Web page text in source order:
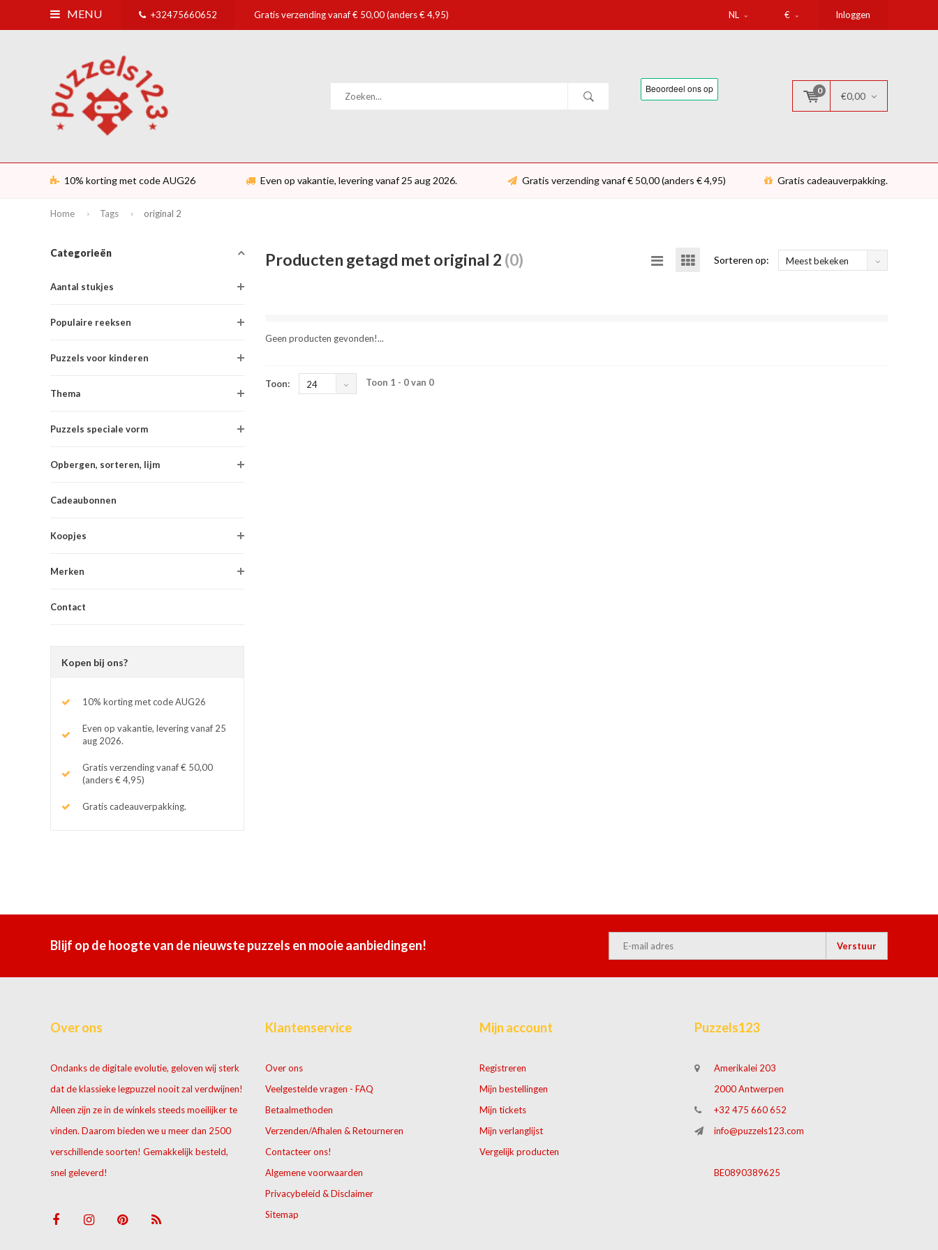
MENU +32475660652 Gratis verzending vanaf € 50,00 (anders € 4,95) NL € Inloggen
0
€0,00
10% korting met code AUG26 Even op vakantie, levering vanaf 25 aug 2026. Gratis verzending vanaf € 50,00 (anders € 4,95) Gratis cadeauverpakking.
Home Tags original 2
Categorieën
Aantal stukjes
Populaire reeksen
Puzzels voor kinderen
Thema
Puzzels speciale vorm
Opbergen, sorteren, lijm
Cadeaubonnen
Koopjes
Merken
Contact
Kopen bij ons?
10% korting met code AUG26
Even op vakantie, levering vanaf 25
aug 2026.
Gratis verzending vanaf € 50,00
(anders € 4,95)
Gratis cadeauverpakking.
Producten getagd met original 2 (0) Sorteren op: Meest bekeken
Geen producten gevonden!...
Toon: 24 Toon 1 - 0 van 0
Blijf op de hoogte van de nieuwste puzzels en mooie aanbiedingen! Verstuur
Over ons
Ondanks de digitale evolutie, geloven wij sterk
dat de klassieke legpuzzel nooit zal verdwijnen!
Alleen zijn ze in de winkels steeds moeilijker te
vinden. Daarom bieden we u meer dan 2500
verschillende soorten! Gemakkelijk besteld,
snel geleverd!
Klantenservice
Over ons
Veelgestelde vragen - FAQ
Betaalmethoden
Verzenden/Afhalen & Retourneren
Contacteer ons!
Algemene voorwaarden
Privacybeleid & Disclaimer
Sitemap
Mijn account
Registreren
Mijn bestellingen
Mijn tickets
Mijn verlanglijst
Vergelijk producten
Puzzels123
Amerikalei 203
2000 Antwerpen
+32 475 660 652
info@puzzels123.com
BE0890389625